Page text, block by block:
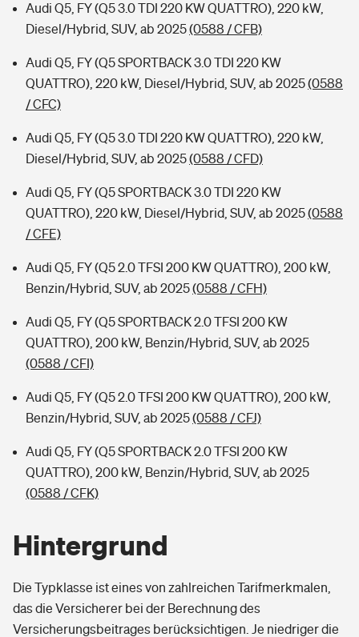
Audi Q5, FY (Q5 3.0 TDI 220 KW QUATTRO), 220 kW,
Diesel/Hybrid, SUV, ab 2025(0588 / CFB)
Audi Q5, FY (Q5 SPORTBACK 3.0 TDI 220 KW
QUATTRO), 220 kW, Diesel/Hybrid, SUV, ab 2025(0588
/ CFC)
Audi Q5, FY (Q5 3.0 TDI 220 KW QUATTRO), 220 kW,
Diesel/Hybrid, SUV, ab 2025(0588 / CFD)
Audi Q5, FY (Q5 SPORTBACK 3.0 TDI 220 KW
QUATTRO), 220 kW, Diesel/Hybrid, SUV, ab 2025(0588
/ CFE)
Audi Q5, FY (Q5 2.0 TFSI 200 KW QUATTRO), 200 kW,
Benzin/Hybrid, SUV, ab 2025(0588 / CFH)
Audi Q5, FY (Q5 SPORTBACK 2.0 TFSI 200 KW
QUATTRO), 200 kW, Benzin/Hybrid, SUV, ab 2025
(0588 / CFI)
Audi Q5, FY (Q5 2.0 TFSI 200 KW QUATTRO), 200 kW,
Benzin/Hybrid, SUV, ab 2025(0588 / CFJ)
Audi Q5, FY (Q5 SPORTBACK 2.0 TFSI 200 KW
QUATTRO), 200 kW, Benzin/Hybrid, SUV, ab 2025
(0588 / CFK)
Hintergrund
Die Typklasse ist eines von zahlreichen Tarifmerkmalen,
das die Versicherer bei der Berechnung des
Versicherungsbeitrages berücksichtigen. Je niedriger die